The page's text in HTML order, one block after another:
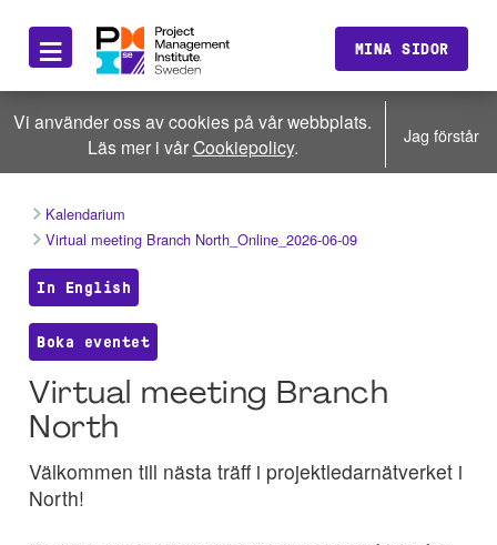
≡ MINA SIDOR
Vi använder oss av cookies på vår webbplats.
Läs mer i vårCookiepolicy. Jag förstår
Kalendarium
Virtual meeting Branch North_Online_2026-06-09
In English
Boka eventet
Virtual meeting Branch
North
Välkommen till nästa träff i projektledarnätverket i
North!